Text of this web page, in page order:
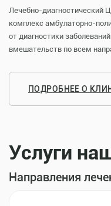
Лечебно-диагностический
комплекс амбулаторно-
от диагностики
вмешательств по всем
ПОДРОБНЕЕ О
Услуги
Направления